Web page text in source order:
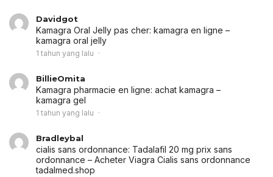
Davidgot
Kamagra Oral Jelly pas cher: kamagra en ligne –
kamagra oral jelly
1 tahun yang lalu
BillieOmita
Kamagra pharmacie en ligne: achat kamagra –
kamagra gel
1 tahun yang lalu
Bradleybal
cialis sans ordonnance: Tadalafil 20 mg prix sans
ordonnance – Acheter Viagra Cialis sans ordonnance
tadalmed.shop